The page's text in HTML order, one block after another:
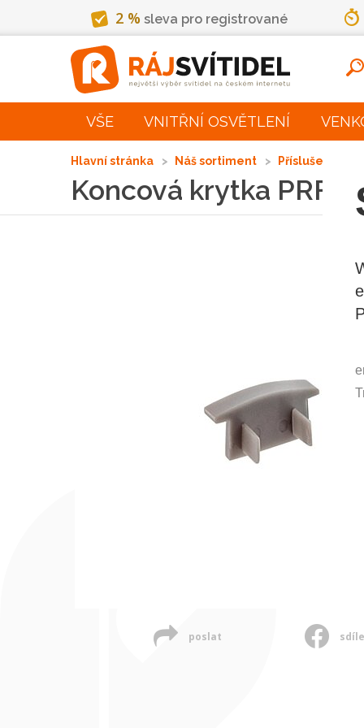
2 % sleva pro registrované
VŠE VNITŘNÍ OSVĚTLENÍ
Hlavní stránka Náš sortiment Příslušenství
Koncová krytka
poslat